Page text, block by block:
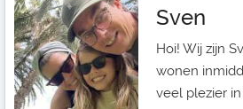
Sven
Hoi! Wij zijn
wonen
veel plezier in